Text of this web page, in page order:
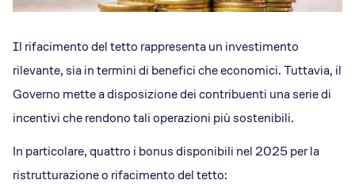
Il rifacimento del tetto rappresenta un investimento
rilevante, sia in termini di benefici che economici. Tuttavia, il
Governo mette a disposizione dei contribuenti una serie di
incentivi che rendono tali operazioni più sostenibili.
In particolare, quattro i bonus disponibili nel 2025 per la
ristrutturazione o rifacimento del tetto: